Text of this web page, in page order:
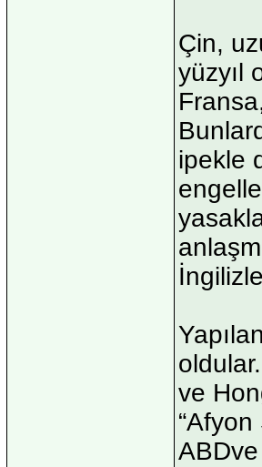
Çin,
yüzyıl
ipekle
ve
ABDve